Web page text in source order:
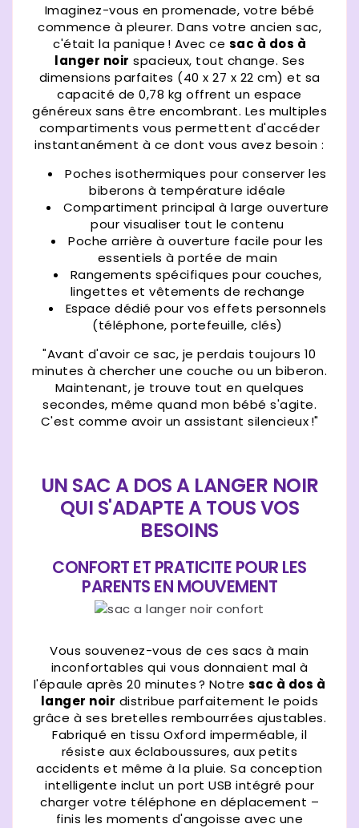
Imaginez-vous en promenade, votre bébé
commence à pleurer. Dans votre ancien sac,
c'était la panique ! Avec ce sac à dos à
langer noir spacieux, tout change. Ses
dimensions parfaites (40 x 27 x 22 cm) et sa
capacité de 0,78 kg offrent un espace
généreux sans être encombrant. Les multiples
compartiments vous permettent d'accéder
instantanément à ce dont vous avez besoin :
Poches isothermiques pour conserver les
biberons à température idéale
Compartiment principal à large ouverture
pour visualiser tout le contenu
Poche arrière à ouverture facile pour les
essentiels à portée de main
Rangements spécifiques pour couches,
lingettes et vêtements de rechange
Espace dédié pour vos effets personnels
(téléphone, portefeuille, clés)
"Avant d'avoir ce sac, je perdais toujours 10
minutes à chercher une couche ou un biberon.
Maintenant, je trouve tout en quelques
secondes, même quand mon bébé s'agite.
C'est comme avoir un assistant silencieux !"
UN SAC A DOS A LANGER NOIR
QUI S'ADAPTE A TOUS VOS
BESOINS
CONFORT ET PRATICITE POUR LES
PARENTS EN MOUVEMENT
Vous souvenez-vous de ces sacs à main
inconfortables qui vous donnaient mal à
l'épaule après 20 minutes ? Notre sac à dos à
langer noir distribue parfaitement le poids
grâce à ses bretelles rembourrées ajustables.
Fabriqué en tissu Oxford imperméable, il
résiste aux éclaboussures, aux petits
accidents et même à la pluie. Sa conception
intelligente inclut un port USB intégré pour
charger votre téléphone en déplacement –
finis les moments d'angoisse avec une